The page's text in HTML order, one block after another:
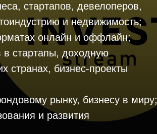
стартапов, девелоперов,
и недвижимость;
онлайн и оффлайн;
в стартапы, доходную
странах, бизнес-проекты
рынку, бизнесу в миру;
и развития